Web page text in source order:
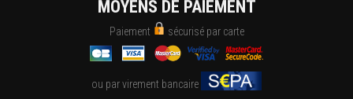
MOYENS DE PAIEMENT
Paiement sécurisé par carte
ou par virement bancaire